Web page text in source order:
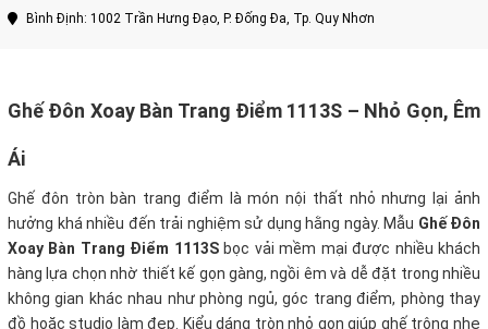
Bình Định: 1002 Trần Hưng Đạo, P. Đống Đa, Tp. Quy Nhơn
Ghế Đôn Xoay Bàn Trang Điểm 1113S – Nhỏ Gọn, Êm
Ái
Ghế đôn tròn bàn trang điểm là món nội thất nhỏ nhưng lại ảnh
hưởng khá nhiều đến trải nghiệm sử dụng hằng ngày. Mẫu Ghế Đôn
Xoay Bàn Trang Điểm 1113Sbọc vải mềm mại được nhiều khách
hàng lựa chọn nhờ thiết kế gọn gàng, ngồi êm và dễ đặt trong nhiều
không gian khác nhau như phòng ngủ, góc trang điểm, phòng thay
đồ hoặc studio làm đẹp. Kiểu dáng tròn nhỏ gọn giúp ghế trông nhẹ